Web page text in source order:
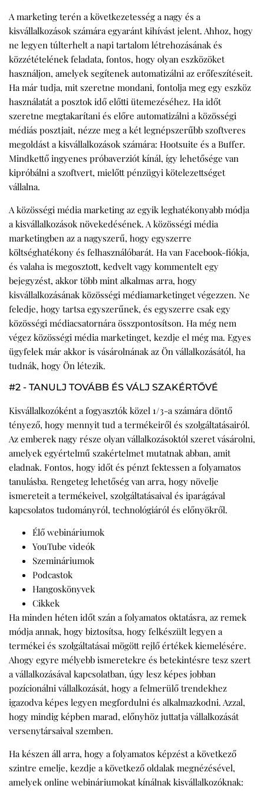
A marketing terén a következetesség a nagy és a
kisvállalkozások számára egyaránt kihívást jelent. Ahhoz, hogy
ne legyen túlterhelt a napi tartalom létrehozásának és
közzétételének feladata, fontos, hogy olyan eszközöket
használjon, amelyek segítenek automatizálni az erőfeszítéseit.
Ha már tudja, mit szeretne mondani, fontolja meg egy eszköz
használatát a posztok idő előtti ütemezéséhez. Ha időt
szeretne megtakarítani és előre automatizálni a közösségi
médiás posztjait, nézze meg a két legnépszerűbb szoftveres
megoldást a kisvállalkozások számára: Hootsuite és a Buffer.
Mindkettő ingyenes próbaverziót kínál, így lehetősége van
kipróbálni a szoftvert, mielőtt pénzügyi kötelezettséget
vállalna.
A közösségi média marketing az egyik leghatékonyabb módja
a kisvállalkozások növekedésének. A közösségi média
marketingben az a nagyszerű, hogy egyszerre
költséghatékony és felhasználóbarát. Ha van Facebook-fiókja,
és valaha is megosztott, kedvelt vagy kommentelt egy
bejegyzést, akkor több mint alkalmas arra, hogy
kisvállalkozásának közösségi médiamarketinget végezzen. Ne
feledje, hogy tartsa egyszerűnek, és egyszerre csak egy
közösségi médiacsatornára összpontosítson. Ha még nem
végez közösségi média marketinget, kezdje el még ma. Egyes
ügyfelek már akkor is vásárolnának az Ön vállalkozásától, ha
tudnák, hogy Ön létezik.
#2 - TANULJ TOVÁBB ÉS VÁLJ SZAKÉRTŐVÉ
Kisvállalkozóként a fogyasztók közel 1/3-a számára döntő
tényező, hogy mennyit tud a termékeiről és szolgáltatásairól.
Az emberek nagy része olyan vállalkozásoktól szeret vásárolni,
amelyek egyértelmű szakértelmet mutatnak abban, amit
eladnak. Fontos, hogy időt és pénzt fektessen a folyamatos
tanulásba. Rengeteg lehetőség van arra, hogy növelje
ismereteit a termékeivel, szolgáltatásaival és iparágával
kapcsolatos tudományról, technológiáról és előnyökről.
Élő webináriumok
YouTube videók
Szemináriumok
Podcastok
Hangoskönyvek
Cikkek
Ha minden héten időt szán a folyamatos oktatásra, az remek
módja annak, hogy biztosítsa, hogy felkészült legyen a
termékei és szolgáltatásai mögött rejlő értékek kiemelésére.
Ahogy egyre mélyebb ismeretekre és betekintésre tesz szert
a vállalkozásával kapcsolatban, úgy lesz képes jobban
pozícionálni vállalkozását, hogy a felmerülő trendekhez
igazodva képes legyen megfordulni és alkalmazkodni. Azzal,
hogy mindig képben marad, előnyhöz juttatja vállalkozását
versenytársaival szemben.
Ha készen áll arra, hogy a folyamatos képzést a következő
szintre emelje, kezdje a következő oldalak megnézésével,
amelyek online webináriumokat kínálnak kisvállalkozóknak: